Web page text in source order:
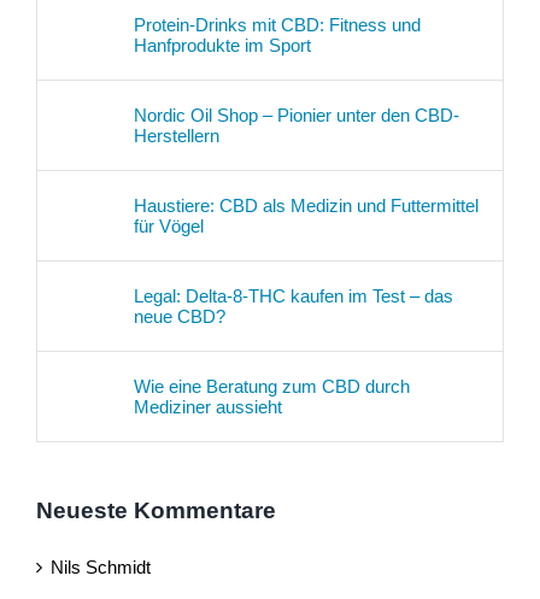
Protein-Drinks mit CBD: Fitness und
Hanfprodukte im Sport
Nordic Oil Shop – Pionier unter den CBD-
Herstellern
Haustiere: CBD als Medizin und Futtermittel
für Vögel
Legal: Delta-8-THC kaufen im Test – das
neue CBD?
Wie eine Beratung zum CBD durch
Mediziner aussieht
Neueste Kommentare
Nils Schmidt